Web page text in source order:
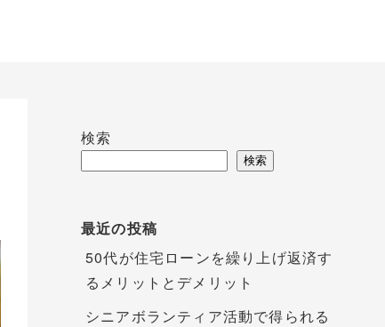
検索
検索
最近の投稿
50代が住宅ローンを繰り上げ返済す
るメリットとデメリット
シニアボランティア活動で得られる